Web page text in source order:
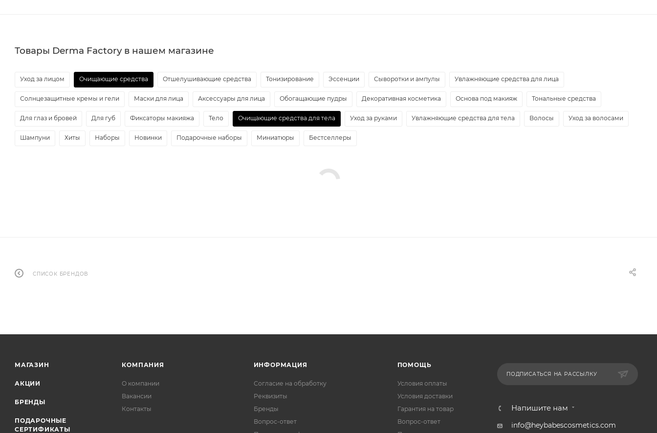
Товары Derma Factory в нашем магазине
Уход за лицом Очищающие средства Отшелушивающие средства Тонизирование Эссенции Сыворотки и ампулы Увлажняющие средства для лица
Солнцезащитные кремы и гели Маски для лица Аксессуары для лица Обогащающие пудры Декоративная косметика Основа под макияж Тональные средства
Для глаз и бровей Для губ Фиксаторы макияжа Тело Очищающие средства для тела Уход за руками Увлажняющие средства для тела Волосы Уход за волосами
Шампуни Хиты Наборы Новинки Подарочные наборы Миниатюры Бестселлеры
СПИСОК БРЕНДОВ
МАГАЗИН
АКЦИИ
БРЕНДЫ
ПОДАРОЧНЫЕ
СЕРТИФИКАТЫ
КОМПАНИЯ
О компании
Вакансии
Контакты
ИНФОРМАЦИЯ
Согласие на обработку
Реквизиты
Бренды
Вопрос-ответ
ПОМОЩЬ
Условия оплаты
Условия доставки
Гарантия на товар
Вопрос-ответ
ПОДПИСАТЬСЯ НА РАССЫЛКУ
Напишите нам
info@heybabescosmetics.com